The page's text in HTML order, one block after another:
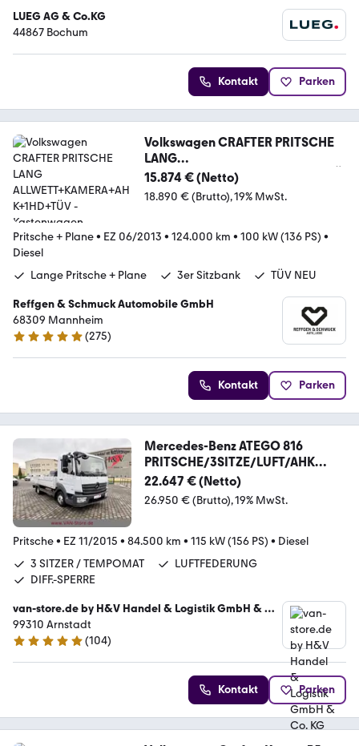
LUEG AG & Co.KG
44867 Bochum
Kontakt Parken
Volkswagen CRAFTER PRITSCHE
LANG
ALLWETT+KAMERA+AHK+1HD+TÜ
V
15.874 € (Netto)
18.890 € (Brutto) 19% MwSt.
Pritsche + Plane• EZ 06/2013 • 124.000 km • 100 kW (136 PS) •
Diesel
Lange Pritsche + Plane
3er Sitzbank TÜV NEU
Reffgen & Schmuck Automobile GmbH
68309 Mannheim
4.8 Sterne
(275)
Kontakt Parken
Mercedes-Benz ATEGO 816
PRITSCHE/3SITZE/LUFT/AHK
3.5T/DIFFSP.
22.647 € (Netto)
26.950 € (Brutto) 19% MwSt.
Pritsche• EZ 11/2015 • 84.500 km • 115 kW (156 PS) • Diesel
3 SITZER / TEMPOMAT
LUFTFEDERUNG
DIFF.-SPERRE
van-store.de by H&V Handel & Logistik GmbH & Co.
KG
99310 Arnstadt
4.9 Sterne
(104)
Kontakt Parken